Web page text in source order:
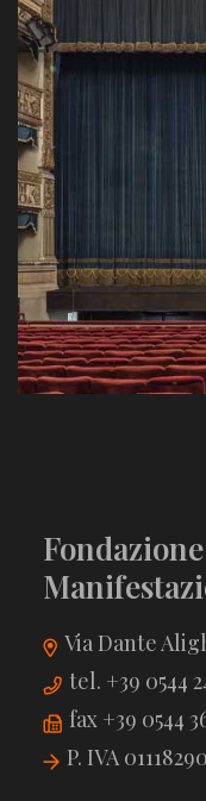
Via Dante
tel. +39 0544
fax +39 0544
P. IVA